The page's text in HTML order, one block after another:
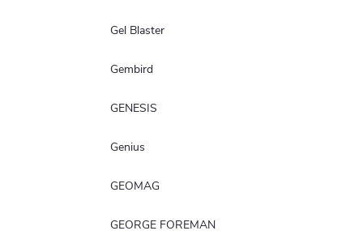
Gel Blaster
Gembird
GENESIS
Genius
GEOMAG
GEORGE FOREMAN